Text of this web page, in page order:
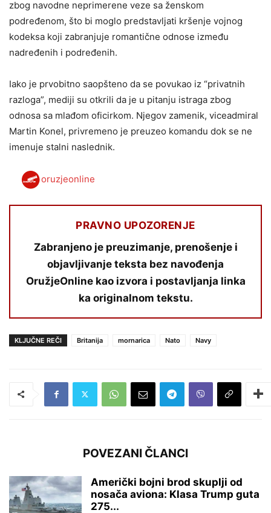
zbog navodne neprimerene veze sa ženskom
podređenom, što bi moglo predstavljati kršenje vojnog
kodeksa koji zabranjuje romantične odnose između
nadređenih i podređenih.
Iako je prvobitno saopšteno da se povukao iz “privatnih
razloga”, mediji su otkrili da je u pitanju istraga zbog
odnosa sa mlađom oficirkom. Njegov zamenik, viceadmiral
Martin Konel, privremeno je preuzeo komandu dok se ne
imenuje stalni naslednik.
oruzjeonline
PRAVNO UPOZORENJE
Zabranjeno je preuzimanje, prenošenje i
objavljivanje teksta bez navođenja
OružjeOnline kao izvora i postavljanja linka
ka originalnom tekstu.
KLJUČNE REČI Britanija mornarica Nato Navy
POVEZANI ČLANCI
Američki bojni brod skuplji od
nosača aviona: Klasa Trump guta
275...